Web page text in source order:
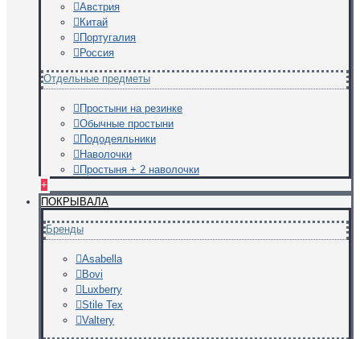
Австрия
Китай
Португалия
Россия
Отдельные предметы
Простыни на резинке
Обычные простыни
Пододеяльники
Наволочки
Простыня + 2 наволочки
+
ПОКРЫВАЛА
Бренды
Asabella
Bovi
Luxberry
Stile Tex
Valtery